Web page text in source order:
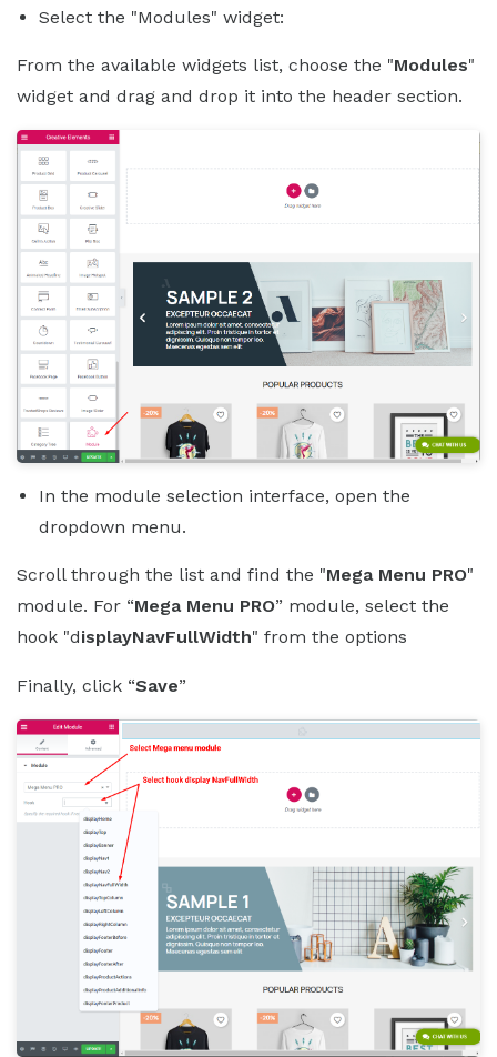
Select the "Modules" widget:
From the available widgets list, choose the "Modules"
widget and drag and drop it into the header section.
In the module selection interface, open the
dropdown menu.
Scroll through the list and find the "Mega Menu PRO"
module. For “Mega Menu PRO” module, select the
hook "displayNavFullWidth" from the options
Finally, click “Save”